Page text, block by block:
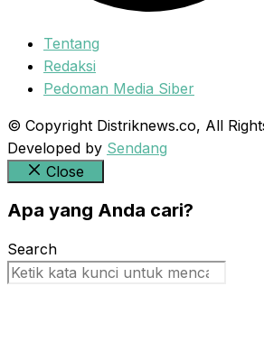
Tentang
Redaksi
Pedoman Media Siber
© Copyright Distriknews.co, All
Developed by Sendang
Close
Apa yang Anda cari?
Search